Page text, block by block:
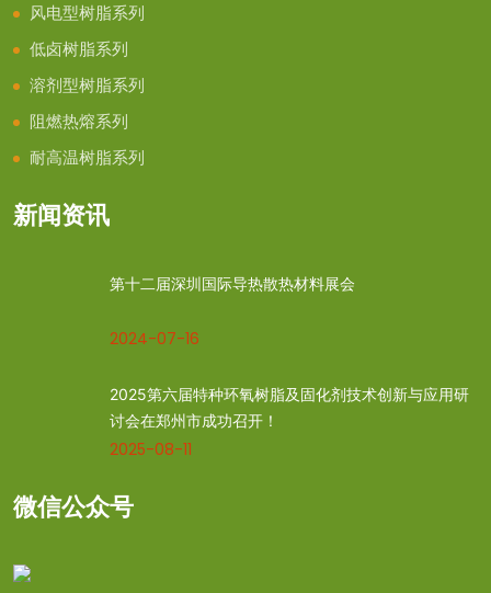
风电型树脂系列
低卤树脂系列
溶剂型树脂系列
阻燃热熔系列
耐高温树脂系列
新闻资讯
第十二届深圳国际导热散热材料展会
2024-07-16
2025第六届特种环氧树脂及固化剂技术创新与应用研
讨会在郑州市成功召开！
2025-08-11
微信公众号